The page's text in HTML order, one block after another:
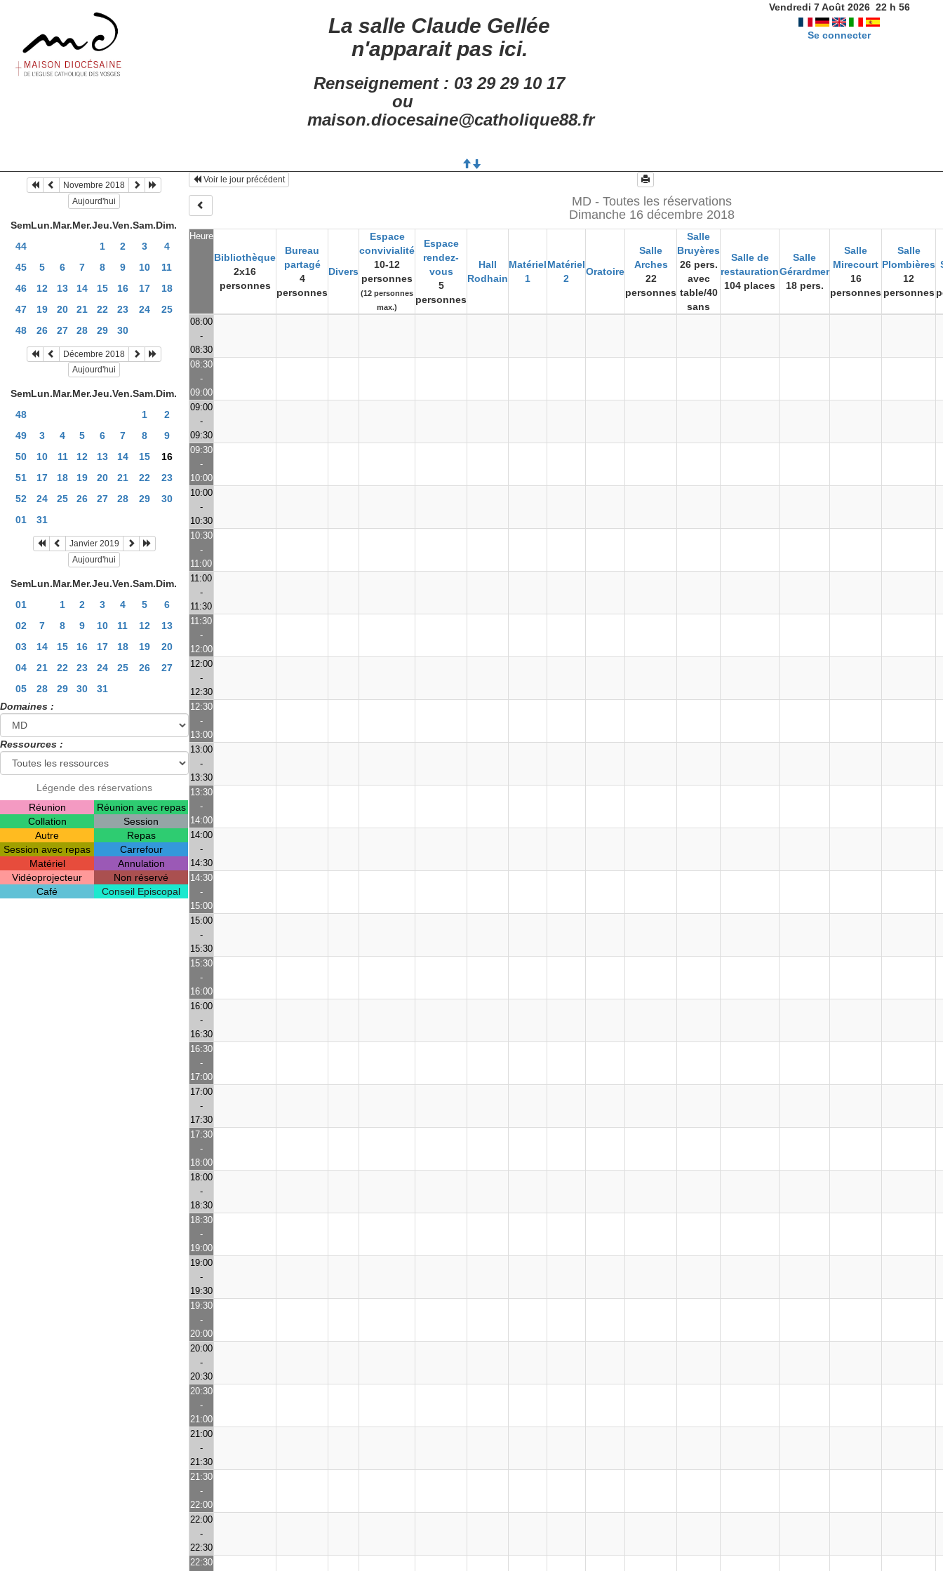
La salle Claude Gellée
n'apparait pas ici.
Renseignement : 03 29 29 10 17
ou
maison.diocesaine@catholique88.fr
Vendredi 7 Août 2026 22h 56
Se connecter
Novembre 2018
Aujourd'hui
SemLun.Mar.Mer.Jeu.Ven.Sam.Dim.
44
1 2 3
4
45
5 6 7 8 9 10
11
46
12 13 14 15 16 17
18
47
19 20 21 22 23 24
25
48
26 27 28 29 30
Décembre 2018
Aujourd'hui
SemLun.Mar.Mer.Jeu.Ven.Sam.Dim.
48
1
2
49
3 4 5 6 7 8
9
50
10 11 12 13 14 15
16
51
17 18 19 20 21 22
23
52
24 25 26 27 28 29
30
01
31
Janvier 2019
Aujourd'hui
SemLun.Mar.Mer.Jeu.Ven.Sam.Dim.
01
1 2 3 4 5
6
02
7 8 9 10 11 12
13
03
14 15 16 17 18 19
20
04
21 22 23 24 25 26
27
05
28 29 30
31
Domaines :
Ressources :
Légende des réservations
Réunion
Réunion avec repas
Collation
Session
Autre
Repas
Session avec repas
Carrefour
Matériel
Annulation
Vidéoprojecteur
Non réservé
Café
Conseil Episcopal
Heure
Bibliothèque
2x16
personnes
Bureau
partagé
4
personnes
Divers
Espace
convivialité
10-12
personnes
(12 personnes
max.)
Espace
rendez-
vous
5
personnes
Hall
Rodhain
Matériel
1
Matériel
2
Oratoire
Salle
Arches
22
personnes
Salle
Bruyères
26 pers.
avec
table/40
sans
Salle de
restauration
104 places
Salle
Gérardmer
18 pers.
Salle
Mirecourt
16
personnes
Salle
Plombières
12
personnes
Voir le jour précédent
MD - Toutes les réservations
Dimanche 16 décembre 2018
08:00
-
08:30
08:30
-
09:00
09:00
-
09:30
09:30
-
10:00
10:00
-
10:30
10:30
-
11:00
11:00
-
11:30
11:30
-
12:00
12:00
-
12:30
12:30
-
13:00
13:00
-
13:30
13:30
-
14:00
14:00
-
14:30
14:30
-
15:00
15:00
-
15:30
15:30
-
16:00
16:00
-
16:30
16:30
-
17:00
17:00
-
17:30
17:30
-
18:00
18:00
-
18:30
18:30
-
19:00
19:00
-
19:30
19:30
-
20:00
20:00
-
20:30
20:30
-
21:00
21:00
-
21:30
21:30
-
22:00
22:00
-
22:30
22:30